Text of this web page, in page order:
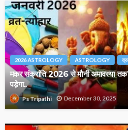
2026 ASTROLOGY ASTROLOGY
मकर संक्रांति 2026 से मौनी अमावस्या
पड़ेगा..
Ps Tripathi December 30, 2025